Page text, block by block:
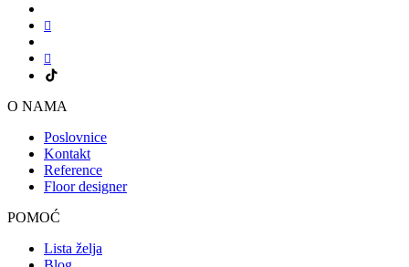
O NAMA
Poslovnice
Kontakt
Reference
Floor designer
POMOĆ
Lista želja